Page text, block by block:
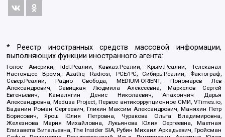
* Реестр иностранных средств массовой информации,
выполняющих функции иностранного агента:
Голос Америки, Idel.Реалии, Кавказ.Реалии, Крым.Реалии, Телеканал
Настоящее Время, Azatliq Radiosi, PCE/PC, Сибирь.Реалии, Фактограф,
Север.Реалии, Радио Свобода, MEDIUM-ORIENT, Пономарев Лев
Александрович, Савицкая Людмила Алексеевна, Маркелов Сергей
Евгеньевич, Камалягин Денис Николаевич, Апахончич Дарья
Александровна, Medusa Project, Первое антикоррупционное СМИ, VTimes.io,
Баданин Роман Сергеевич, Гликин Максим Александрович, Маняхин Петр
Борисович, Ярош Юлия Петровна, Чуракова Ольга Владимировна,
Железнова Мария Михайловна, Лукьянова Юлия Сергеевна, Маетная
Елизавета Витальевна, The Insider SIA, Рубин Михаил Аркадьевич, Гройсман